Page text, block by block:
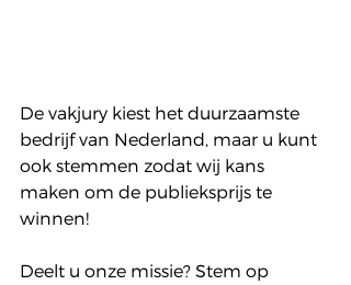
De vakjury kiest het duurzaamste
bedrijf van Nederland, maar u kunt
ook stemmen zodat wij kans
maken om de publieksprijs te
winnen!
Deelt u onze missie? Stem op